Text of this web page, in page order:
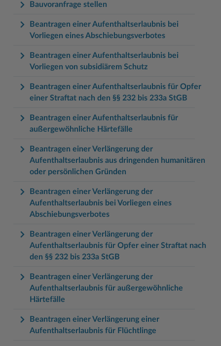
Bauvoranfrage stellen
Beantragen einer Aufenthaltserlaubnis bei
Vorliegen eines Abschiebungsverbotes
Beantragen einer Aufenthaltserlaubnis bei
Vorliegen von subsidiärem Schutz
Beantragen einer Aufenthaltserlaubnis für Opfer
einer Straftat nach den §§ 232 bis 233a StGB
Beantragen einer Aufenthaltserlaubnis für
außergewöhnliche Härtefälle
Beantragen einer Verlängerung der
Aufenthaltserlaubnis aus dringenden humanitären
oder persönlichen Gründen
Beantragen einer Verlängerung der
Aufenthaltserlaubnis bei Vorliegen eines
Abschiebungsverbotes
Beantragen einer Verlängerung der
Aufenthaltserlaubnis für Opfer einer Straftat nach
den §§ 232 bis 233a StGB
Beantragen einer Verlängerung der
Aufenthaltserlaubnis für außergewöhnliche
Härtefälle
Beantragen einer Verlängerung einer
Aufenthaltserlaubnis für Flüchtlinge